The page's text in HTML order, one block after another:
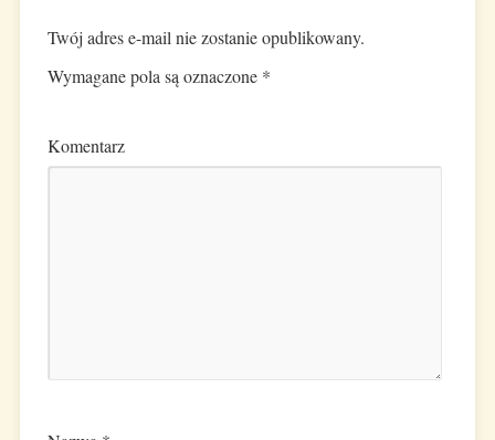
Twój adres e-mail nie zostanie opublikowany.
Wymagane pola są oznaczone *
Komentarz